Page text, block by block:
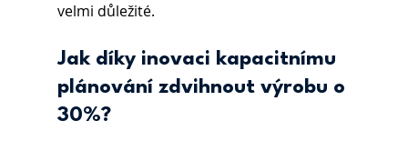
velmi důležité.
Jak díky inovaci kapacitnímu
plánování zdvihnout výrobu o
30%?